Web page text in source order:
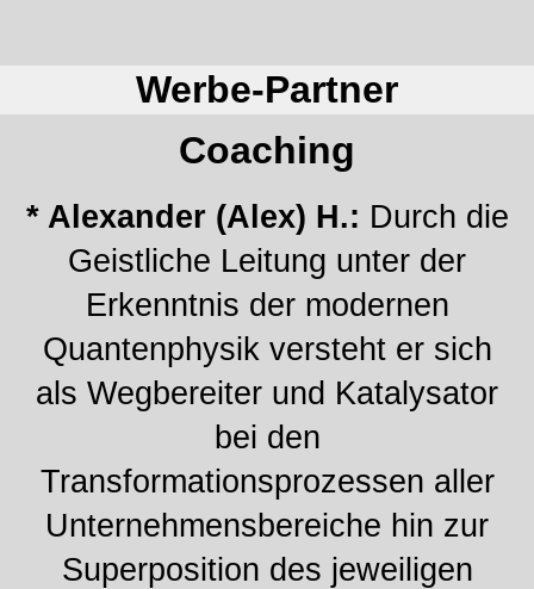
Werbe-Partner
Coaching
* Alexander (Alex) H.: Durch die
Geistliche Leitung unter der
Erkenntnis der modernen
Quantenphysik versteht er sich
als Wegbereiter und Katalysator
bei den
Transformationsprozessen aller
Unternehmensbereiche hin zur
Superposition des jeweiligen